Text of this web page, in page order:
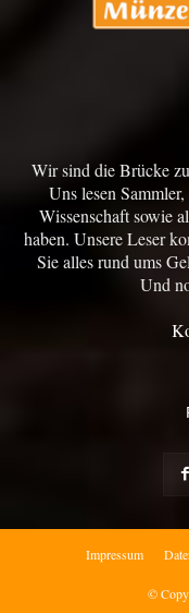
Wir sind die Brücke
Uns lesen
Wissenschaft sowie
haben. Unsere Leser
Sie alles rund ums
Und
Impressum
©